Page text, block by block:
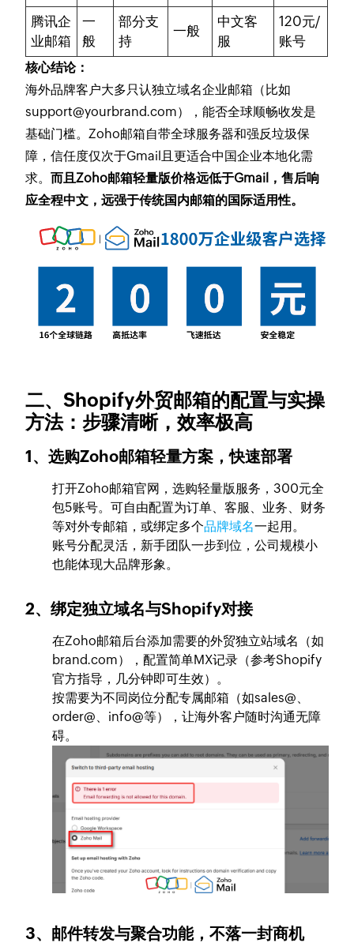
腾讯企
业邮箱
一
般
部分支
持
一般
中文客
服
120元/
账号
核心结论：
海外品牌客户大多只认独立域名企业邮箱（比如
support@yourbrand.com），能否全球顺畅收发是
基础门槛。Zoho邮箱自带全球服务器和强反垃圾保
障，信任度仅次于Gmail且更适合中国企业本地化需
求。而且Zoho邮箱轻量版价格远低于Gmail，售后响
应全程中文，远强于传统国内邮箱的国际适用性。
二、Shopify外贸邮箱的配置与实操
方法：步骤清晰，效率极高
1、选购Zoho邮箱轻量方案，快速部署
打开Zoho邮箱官网，选购轻量版服务，300元全
包5账号。可自由配置为订单、客服、业务、财务
等对外专邮箱，或绑定多个品牌域名一起用。
账号分配灵活，新手团队一步到位，公司规模小
也能体现大品牌形象。
2、绑定独立域名与Shopify对接
在Zoho邮箱后台添加需要的外贸独立站域名（如
brand.com），配置简单MX记录（参考Shopify
官方指导，几分钟即可生效）。
按需要为不同岗位分配专属邮箱（如sales@、
order@、info@等），让海外客户随时沟通无障
碍。
3、邮件转发与聚合功能，不落一封商机